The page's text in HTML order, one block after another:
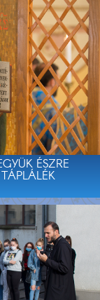
ÉSZRE